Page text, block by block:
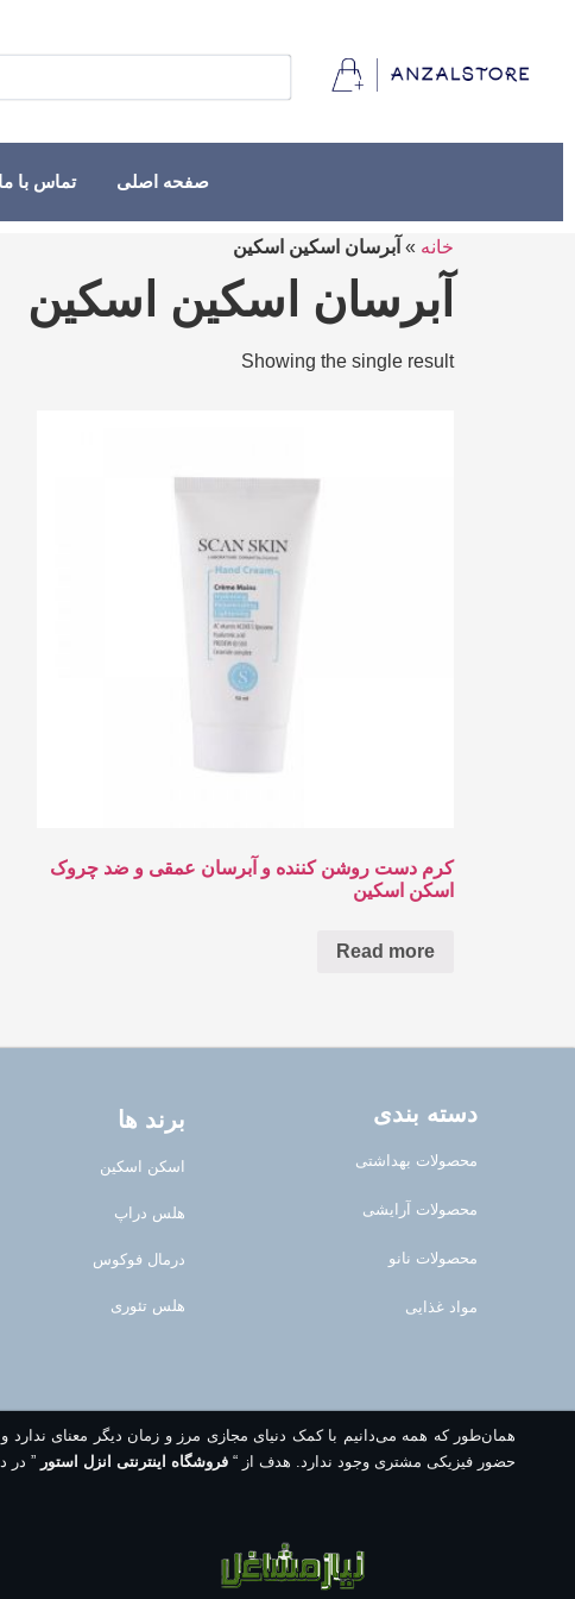
صفحه اصلی تماس با ما
خانه » آبرسان اسکین اسکین
آبرسان اسکین اسکین
Showing the single result
کرم دست روشن کننده و آبرسان عمقی و ضد چروک
اسکن اسکین
Read more
دسته بندی
محصولات بهداشتی
محصولات آرایشی
محصولات نانو
مواد غذایی
برند ها
اسکن اسکین
هلس دراپ
درمال فوکوس
هلس تئوری
همان‌طور که همه می‌دانیم با کمک دنیای مجازی مرز و زمان دیگر معنای
حضور فیزیکی مشتری وجود ندارد. هدف از “ فروشگاه اینترنتی انزل استور ” در